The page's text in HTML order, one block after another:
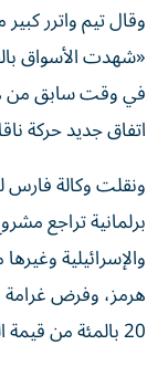
وقال تيم واترر
«شهدت الأسواق
في وقت سابق من
اتفاق جديد حركة
ونقلت وكالة فارس
برلمانية تراجع
والإسرائيلية
هرمز، وفرض غرامة
20 بالمئة من قيمة الشحنة.